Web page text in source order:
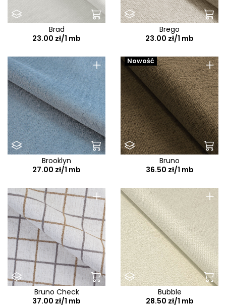
Brad
23.00 zł/1 mb
Brego
23.00 zł/1 mb
+
Brooklyn
27.00 zł/1 mb
+
Nowość
Bruno
36.50 zł/1 mb
+
Bruno Check
37.00 zł/1 mb
+
Bubble
28.50 zł/1 mb